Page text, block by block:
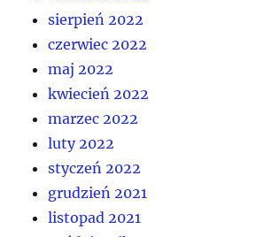
sierpień 2022
czerwiec 2022
maj 2022
kwiecień 2022
marzec 2022
luty 2022
styczeń 2022
grudzień 2021
listopad 2021